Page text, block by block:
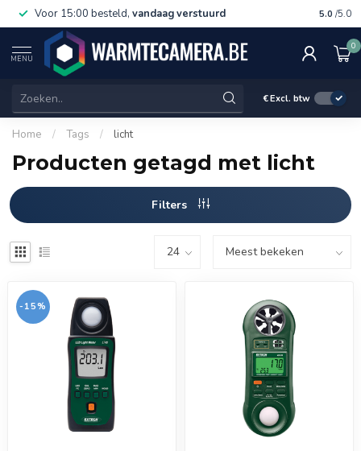
Voor 15:00 besteld, vandaag verstuurd Gratis
5.0 /5.0
MENU
0
€Excl. btw
Home / Tags / licht
Producten getagd met licht
Filters
-15%